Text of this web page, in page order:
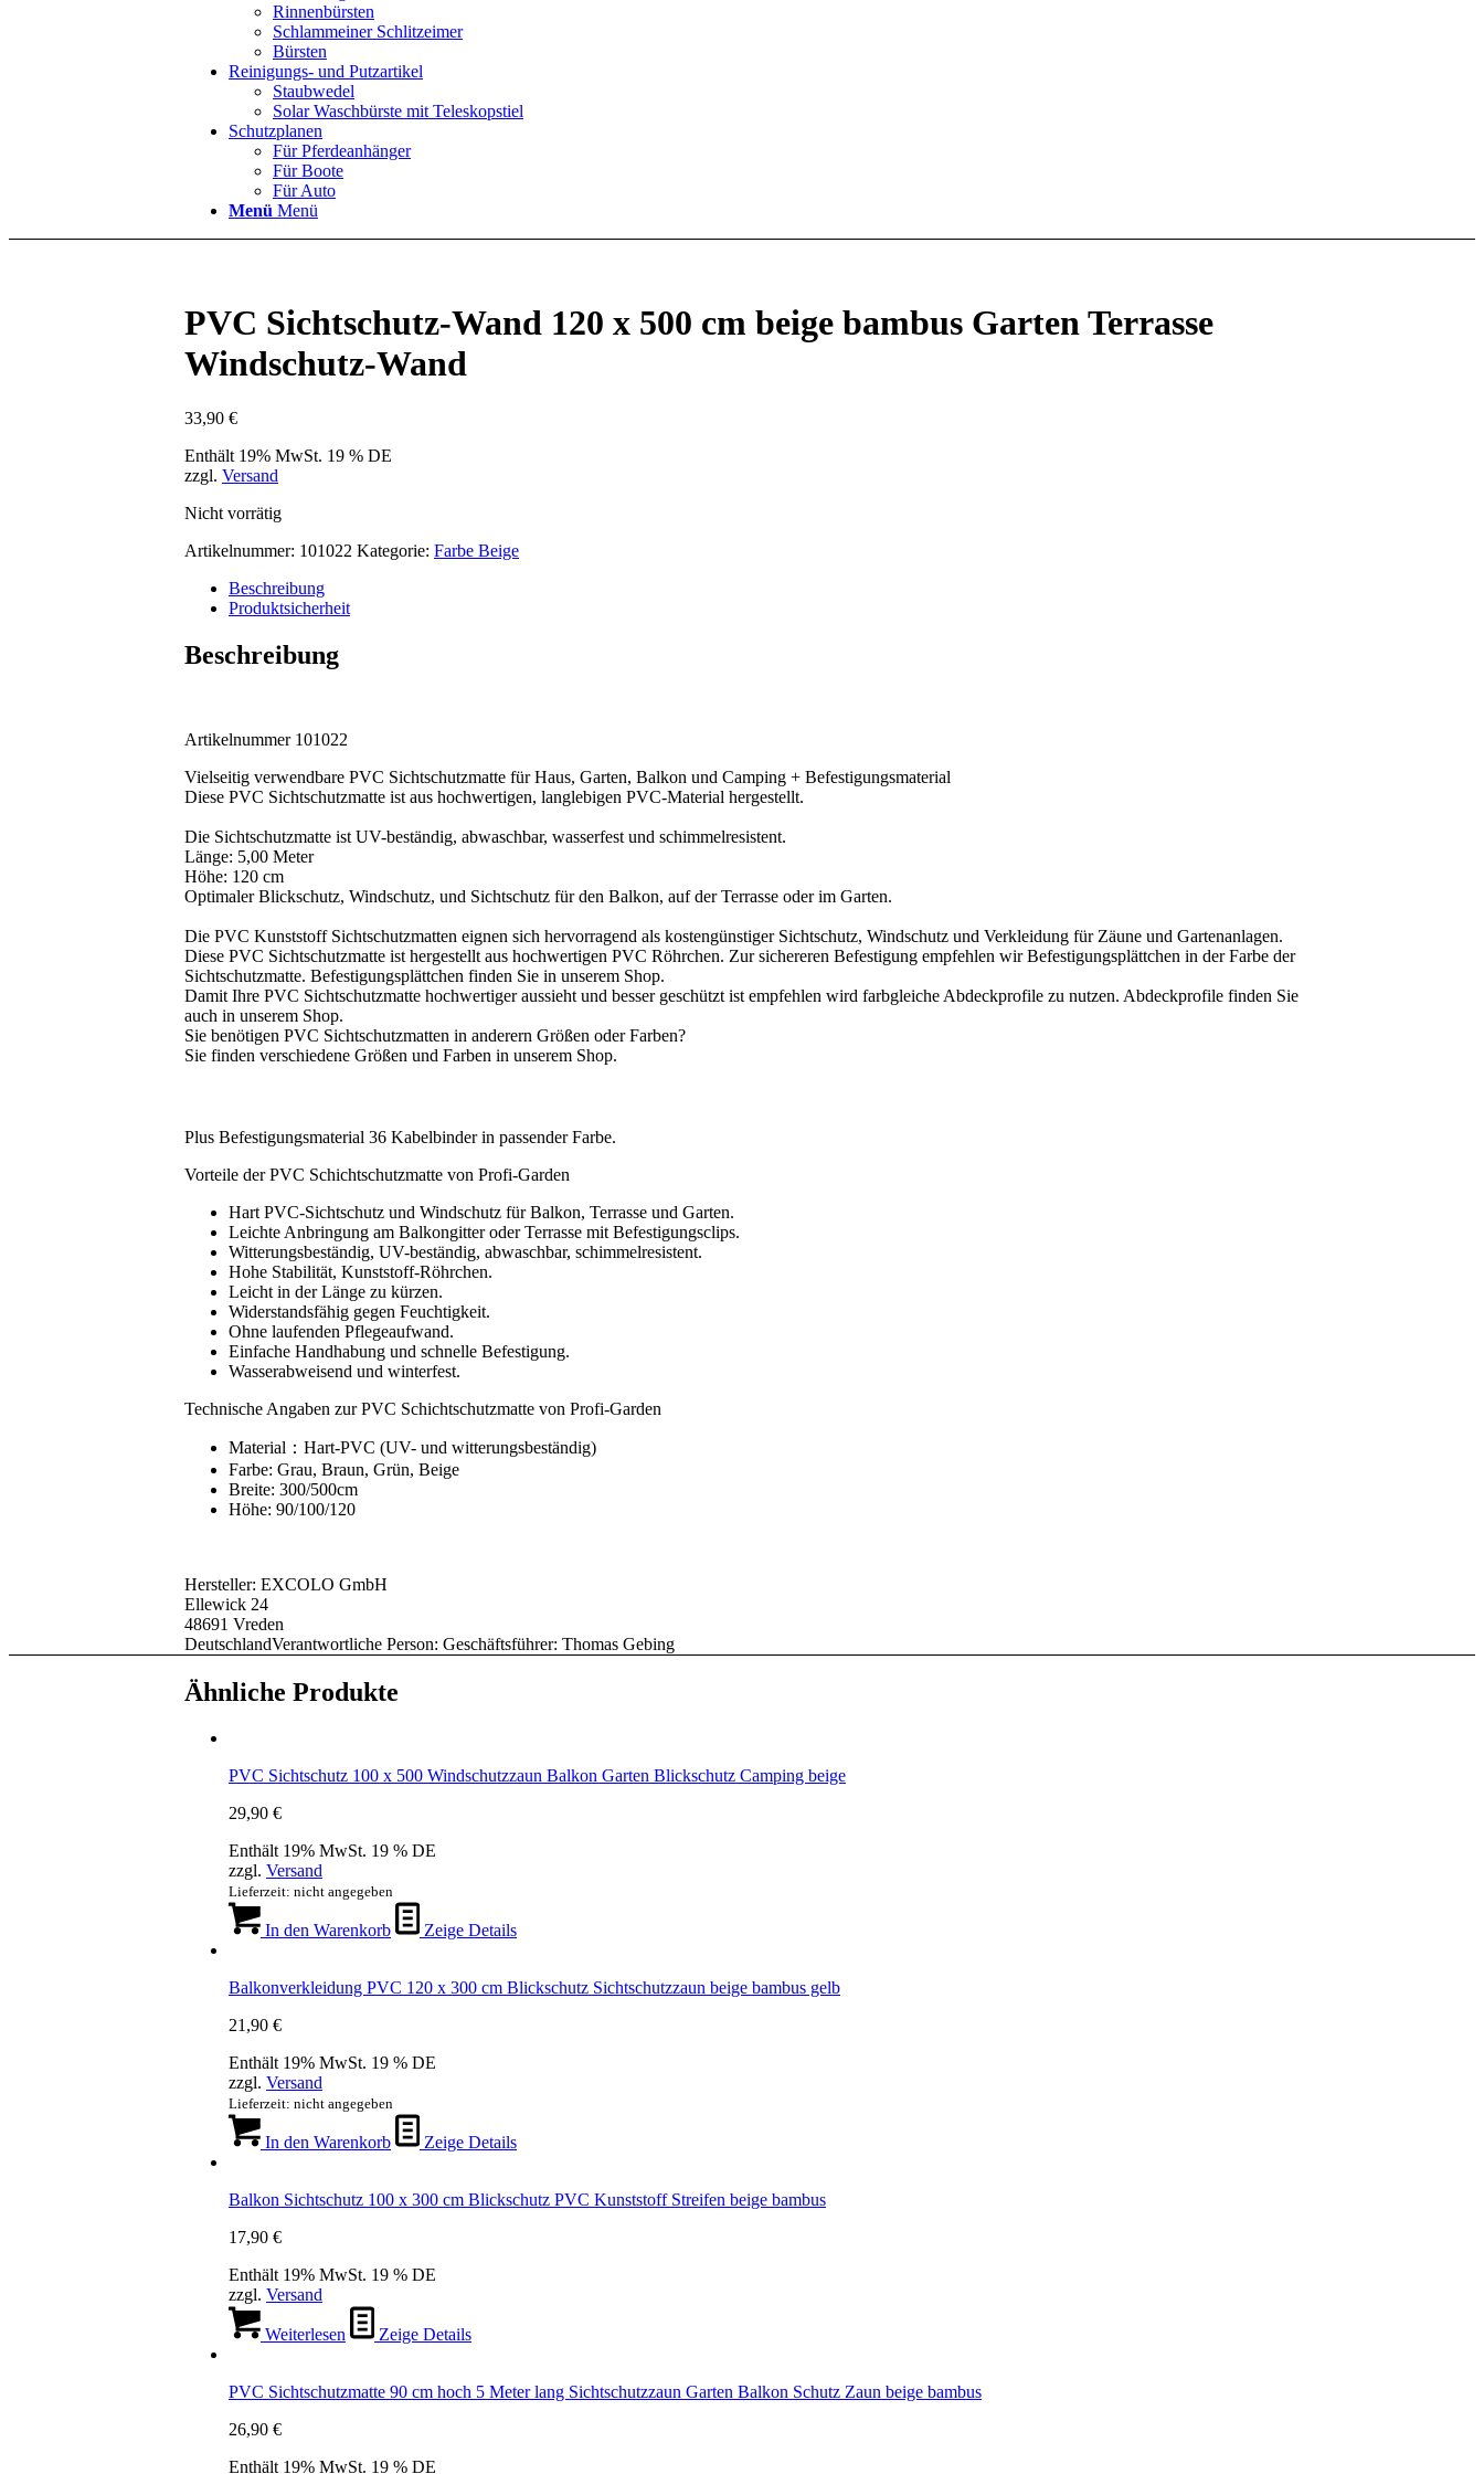
Rinnenbürsten
Schlammeiner Schlitzeimer
Bürsten
Reinigungs- und Putzartikel
Staubwedel
Solar Waschbürste mit Teleskopstiel
Schutzplanen
Für Pferdeanhänger
Für Boote
Für Auto
Menü Menü
PVC Sichtschutz-Wand 120 x 500 cm beige bambus Garten Terrasse
Windschutz-Wand
33,90 €
Enthält 19% MwSt. 19 % DE
zzgl. Versand
Nicht vorrätig
Artikelnummer: 101022 Kategorie: Farbe Beige
Beschreibung
Produktsicherheit
Beschreibung
Artikelnummer 101022
Vielseitig verwendbare PVC Sichtschutzmatte für Haus, Garten, Balkon und Camping + Befestigungsmaterial
Diese PVC Sichtschutzmatte ist aus hochwertigen, langlebigen PVC-Material hergestellt.
Die Sichtschutzmatte ist UV-beständig, abwaschbar, wasserfest und schimmelresistent.
Länge: 5,00 Meter
Höhe: 120 cm
Optimaler Blickschutz, Windschutz, und Sichtschutz für den Balkon, auf der Terrasse oder im Garten.
Die PVC Kunststoff Sichtschutzmatten eignen sich hervorragend als kostengünstiger Sichtschutz, Windschutz und Verkleidung für Zäune und Gartenanlagen.
Diese PVC Sichtschutzmatte ist hergestellt aus hochwertigen PVC Röhrchen. Zur sichereren Befestigung empfehlen wir Befestigungsplättchen in der Farbe der
Sichtschutzmatte. Befestigungsplättchen finden Sie in unserem Shop.
Damit Ihre PVC Sichtschutzmatte hochwertiger aussieht und besser geschützt ist empfehlen wird farbgleiche Abdeckprofile zu nutzen. Abdeckprofile finden Sie
auch in unserem Shop.
Sie benötigen PVC Sichtschutzmatten in anderern Größen oder Farben?
Sie finden verschiedene Größen und Farben in unserem Shop.
Plus Befestigungsmaterial 36 Kabelbinder in passender Farbe.
Vorteile der PVC Schichtschutzmatte von Profi-Garden
Hart PVC-Sichtschutz und Windschutz für Balkon, Terrasse und Garten.
Leichte Anbringung am Balkongitter oder Terrasse mit Befestigungsclips.
Witterungsbeständig, UV-beständig, abwaschbar, schimmelresistent.
Hohe Stabilität, Kunststoff-Röhrchen.
Leicht in der Länge zu kürzen.
Widerstandsfähig gegen Feuchtigkeit.
Ohne laufenden Pflegeaufwand.
Einfache Handhabung und schnelle Befestigung.
Wasserabweisend und winterfest.
Technische Angaben zur PVC Schichtschutzmatte von Profi-Garden
Material：Hart-PVC (UV- und witterungsbeständig)
Farbe: Grau, Braun, Grün, Beige
Breite: 300/500cm
Höhe: 90/100/120
Hersteller: EXCOLO GmbH
Ellewick 24
48691 Vreden
DeutschlandVerantwortliche Person: Geschäftsführer: Thomas Gebing
Ähnliche Produkte
PVC Sichtschutz 100 x 500 Windschutzzaun Balkon Garten Blickschutz Camping beige
29,90 €
Enthält 19% MwSt. 19 % DE
zzgl. Versand
Lieferzeit: nicht angegeben
In den Warenkorb Zeige Details
Balkonverkleidung PVC 120 x 300 cm Blickschutz Sichtschutzzaun beige bambus gelb
21,90 €
Enthält 19% MwSt. 19 % DE
zzgl. Versand
Lieferzeit: nicht angegeben
In den Warenkorb Zeige Details
Balkon Sichtschutz 100 x 300 cm Blickschutz PVC Kunststoff Streifen beige bambus
17,90 €
Enthält 19% MwSt. 19 % DE
zzgl. Versand
Weiterlesen Zeige Details
PVC Sichtschutzmatte 90 cm hoch 5 Meter lang Sichtschutzzaun Garten Balkon Schutz Zaun beige bambus
26,90 €
Enthält 19% MwSt. 19 % DE